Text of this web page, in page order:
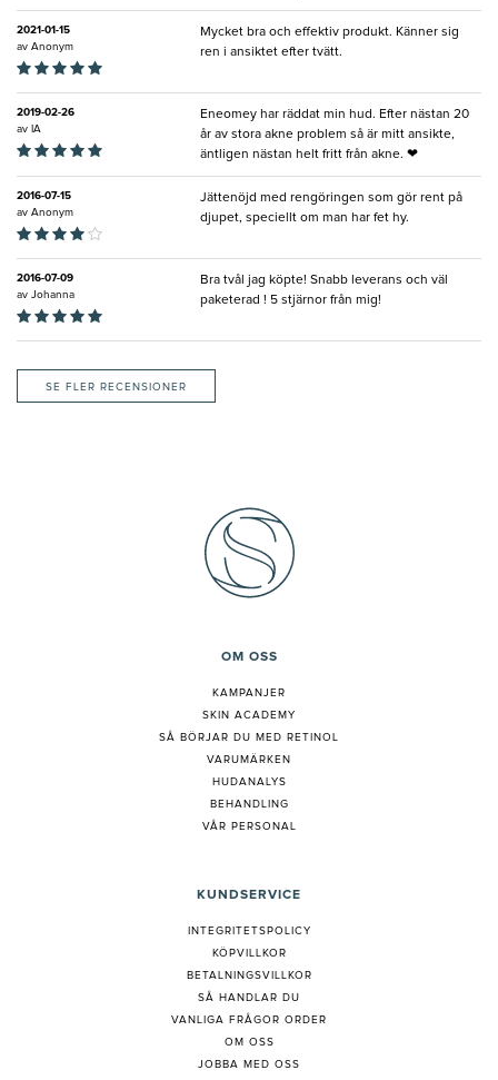
2021-01-15
av Anonym
Mycket bra och effektiv produkt. Känner sig
ren i ansiktet efter tvätt.
2019-02-26
av IA
Eneomey har räddat min hud. Efter nästan 20
år av stora akne problem så är mitt ansikte,
äntligen nästan helt fritt från akne. ❤
2016-07-15
av Anonym
Jättenöjd med rengöringen som gör rent på
djupet, speciellt om man har fet hy.
2016-07-09
av Johanna
Bra tvål jag köpte! Snabb leverans och väl
paketerad ! 5 stjärnor från mig!
SE FLER RECENSIONER
OM OSS
KAMPANJER
SKIN ACADEMY
SÅ BÖRJAR DU MED RETINOL
VARUMÄRKEN
HUDANALYS
BEHANDLING
VÅR PERSONAL
KUNDSERVICE
INTEGRITETSPOLICY
KÖPVILLKOR
BETALNINGSVILLKOR
SÅ HANDLAR DU
VANLIGA FRÅGOR ORDER
OM OSS
JOBBA MED OSS